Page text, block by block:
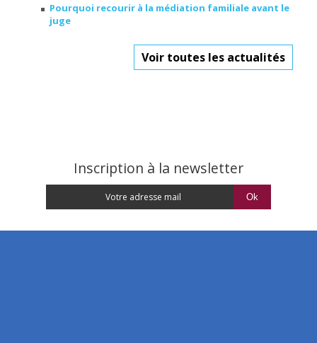
Pourquoi recourir à la médiation familiale avant le
juge
Voir toutes les actualités
Inscription à la newsletter